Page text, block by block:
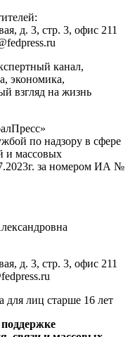
д. 3, стр. 3, офис 211
канал,
экономика,
взгляд на жизнь
по надзору в сфере
и массовых
за номером ИА №
д. 3, стр. 3, офис 211
для лиц старше 16 лет